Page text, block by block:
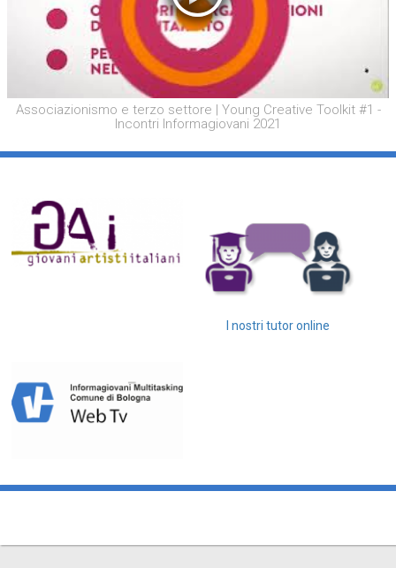
Associazionismo e terzo settore | Young Creative Toolkit #1 -
Incontri Informagiovani 2021
I nostri tutor online